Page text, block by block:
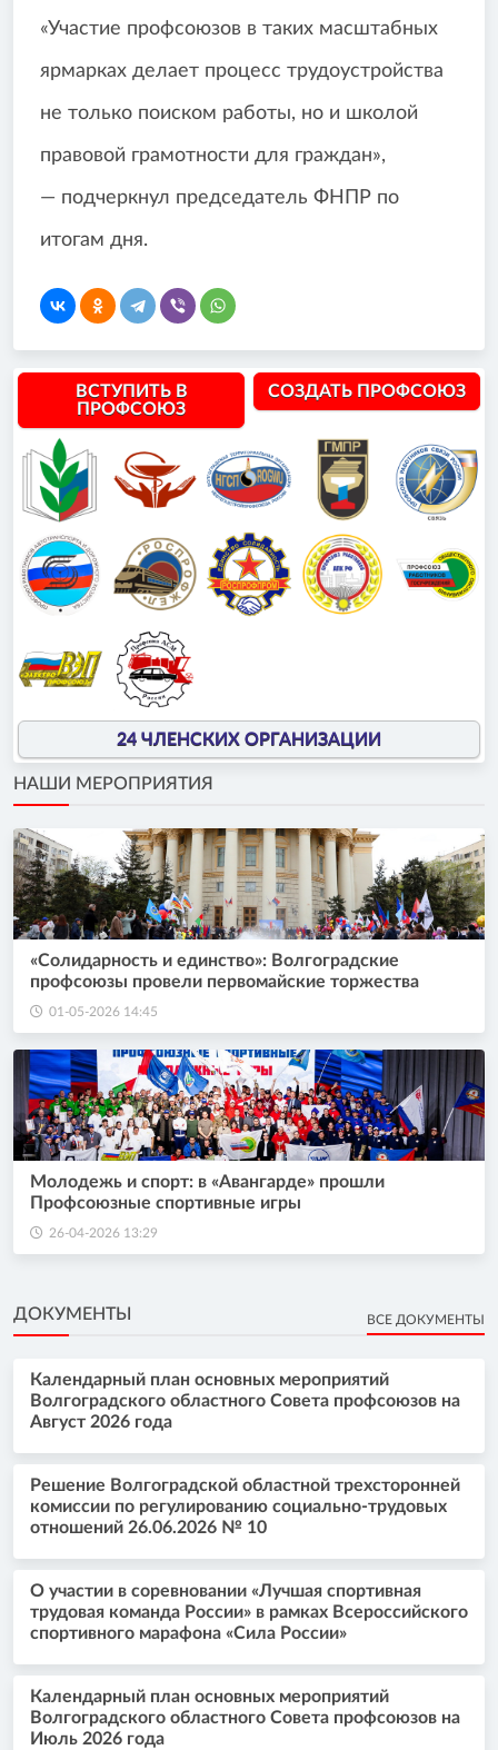
«Участие профсоюзов в таких масштабных
ярмарках делает процесс трудоустройства
не только поиском работы, но и школой
правовой грамотности для граждан»,
— подчеркнул председатель ФНПР по
итогам дня.
ВСТУПИТЬ В
ПРОФСОЮЗ
СОЗДАТЬ ПРОФСОЮЗ
24 ЧЛЕНСКИХ ОРГАНИЗАЦИИ
НАШИ МЕРОПРИЯТИЯ
«Солидарность и единство»: Волгоградские
профсоюзы провели первомайские торжества
01-05-2026 14:45
Молодежь и спорт: в «Авангарде» прошли
Профсоюзные спортивные игры
26-04-2026 13:29
ДОКУМЕНТЫ ВСЕ ДОКУМЕНТЫ
Календарный план основных мероприятий
Волгоградского областного Совета профсоюзов на
Август 2026 года
Решение Волгоградской областной трехсторонней
комиссии по регулированию социально-трудовых
отношений 26.06.2026 № 10
О участии в соревновании «Лучшая спортивная
трудовая команда России» в рамках Всероссийского
спортивного марафона «Сила России»
Календарный план основных мероприятий
Волгоградского областного Совета профсоюзов на
Июль 2026 года